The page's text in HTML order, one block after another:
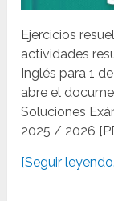
Ejercicios
actividades
Inglés para 1
abre el
Soluciones
2025 / 2026
[Seguir